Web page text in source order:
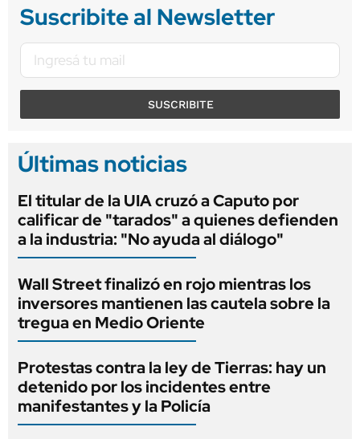
Suscribite al Newsletter
SUSCRIBITE
Últimas noticias
El titular de la UIA cruzó a Caputo por
calificar de "tarados" a quienes defienden
a la industria: "No ayuda al diálogo"
Wall Street finalizó en rojo mientras los
inversores mantienen las cautela sobre la
tregua en Medio Oriente
Protestas contra la ley de Tierras: hay un
detenido por los incidentes entre
manifestantes y la Policía